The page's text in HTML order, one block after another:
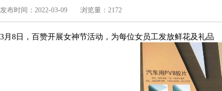
发布时间：2022-03-09 浏览量：2172
3月8日，百赞开展女神节活动，为每位女员工发放鲜花及礼品